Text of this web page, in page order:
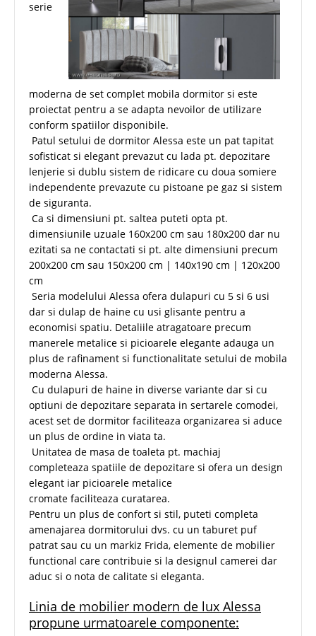
serie
moderna de set complet mobila dormitor si este
proiectat pentru a se adapta nevoilor de utilizare
conform spatiilor disponibile.
Patul setului de dormitor Alessa este un pat tapitat
sofisticat si elegant prevazut cu lada pt. depozitare
lenjerie si dublu sistem de ridicare cu doua somiere
independente prevazute cu pistoane pe gaz si sistem
de siguranta.
Ca si dimensiuni pt. saltea puteti opta pt.
dimensiunile uzuale 160x200 cm sau 180x200 dar nu
ezitati sa ne contactati si pt. alte dimensiuni precum
200x200 cm sau 150x200 cm | 140x190 cm | 120x200
cm
Seria modelului Alessa ofera dulapuri cu 5 si 6 usi
dar si dulap de haine cu usi glisante pentru a
economisi spatiu. Detaliile atragatoare precum
manerele metalice si picioarele elegante adauga un
plus de rafinament si functionalitate setului de mobila
moderna Alessa.
Cu dulapuri de haine in diverse variante dar si cu
optiuni de depozitare separata in sertarele comodei,
acest set de dormitor faciliteaza organizarea si aduce
un plus de ordine in viata ta.
Unitatea de masa de toaleta pt. machiaj
completeaza spatiile de depozitare si ofera un design
elegant iar picioarele metalice
cromate faciliteaza curatarea.
Pentru un plus de confort si stil, puteti completa
amenajarea dormitorului dvs. cu un taburet puf
patrat sau cu un markiz Frida, elemente de mobilier
functional care contribuie si la designul camerei dar
aduc si o nota de calitate si eleganta.
Linia de mobilier modern de lux Alessa
propune urmatoarele componente: